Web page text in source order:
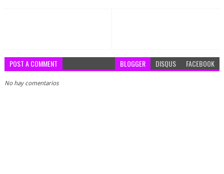
POST A COMMENT BLOGGER DISQUS FACEBOOK
No hay comentarios